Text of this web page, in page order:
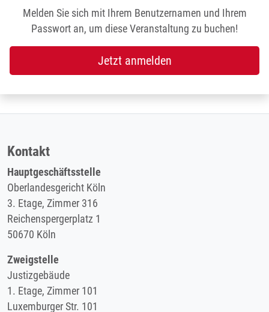
Melden Sie sich mit Ihrem Benutzernamen und Ihrem
Passwort an, um diese Veranstaltung zu buchen!
Jetzt anmelden
Kontakt
Hauptgeschäftsstelle
Oberlandesgericht Köln
3. Etage, Zimmer 316
Reichenspergerplatz 1
50670 Köln
Zweigstelle
Justizgebäude
1. Etage, Zimmer 101
Luxemburger Str. 101